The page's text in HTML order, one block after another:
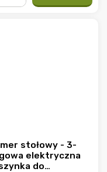
stołowy - 3-
elektryczna
do